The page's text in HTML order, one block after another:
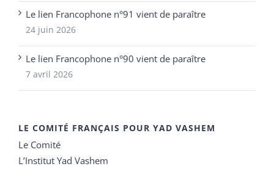
Le lien Francophone n°91 vient de paraître
24 juin 2026
Le lien Francophone n°90 vient de paraître
7 avril 2026
LE COMITÉ FRANÇAIS POUR YAD VASHEM
Le Comité
L’Institut Yad Vashem